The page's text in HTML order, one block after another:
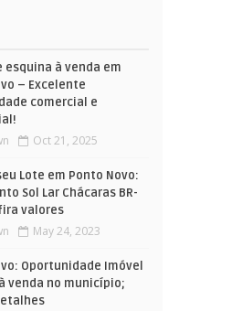
esquina à venda em
– Excelente
comercial e
Oct 21, 2025
Lote em Ponto Novo:
Sol Lar Chácaras BR-
valores
May 24, 2023
Oportunidade Imóvel
venda no município;